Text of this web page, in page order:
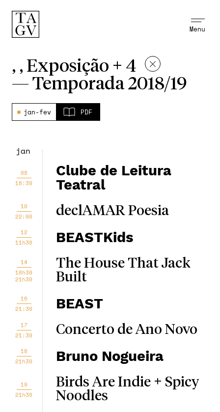
Menu
, , Exposição + 4
— Temporada 2018/19
jan-fev PDF
jan
08
18:30
Clube de Leitura
Teatral
10
22:00
declAMAR Poesia
12
11h30
BEASTKids
14
18h30
21h30
The House That Jack
Built
16
21:30
BEAST
17
21:30
Concerto de Ano Novo
18
21h30
Bruno Nogueira
19
21h30
Birds Are Indie + Spicy
Noodles